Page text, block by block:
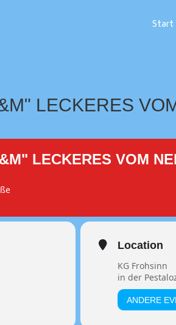
Start
LECKERES
LECKERES VOM
Location
KG Frohsinn
in der
ANDERE